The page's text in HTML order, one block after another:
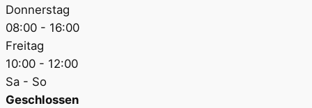
Donnerstag
08:00 - 16:00
Freitag
10:00 - 12:00
Sa - So
Geschlossen